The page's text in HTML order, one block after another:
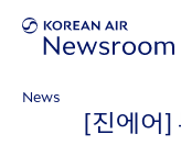
News
[진에어]